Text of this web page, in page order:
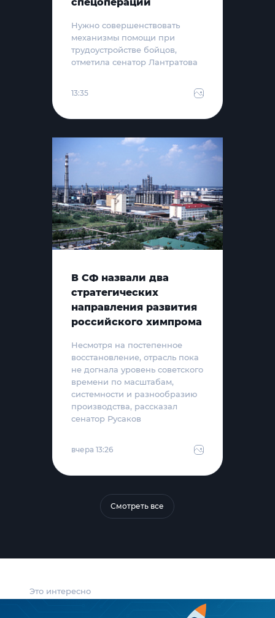
Это интересно
Нужно совершенствовать
механизмы помощи при
трудоустройстве бойцов,
отметила сенатор Лантратова
13:35
В СФ назвали два
стратегических
направления развития
российского химпрома
Несмотря на постепенное
восстановление, отрасль пока
не догнала уровень советского
времени по масштабам,
системности и разнообразию
производства, рассказал
сенатор Русаков
вчера 13:26
Смотреть все